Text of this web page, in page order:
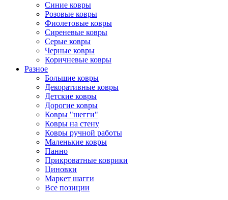
Синие ковры
Розовые ковры
Фиолетовые ковры
Сиреневые ковры
Серые ковры
Черные ковры
Коричневые ковры
Разное
Большие ковры
Декоративные ковры
Детские ковры
Дорогие ковры
Ковры "шегги"
Ковры на стену
Ковры ручной работы
Маленькие ковры
Панно
Прикроватные коврики
Циновки
Маркет шагги
Все позиции